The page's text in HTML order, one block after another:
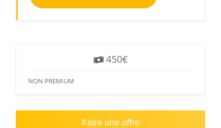
450€
NON PREMIUM
Faire une offre